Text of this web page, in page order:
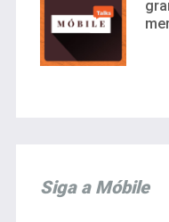
Siga a Móbile